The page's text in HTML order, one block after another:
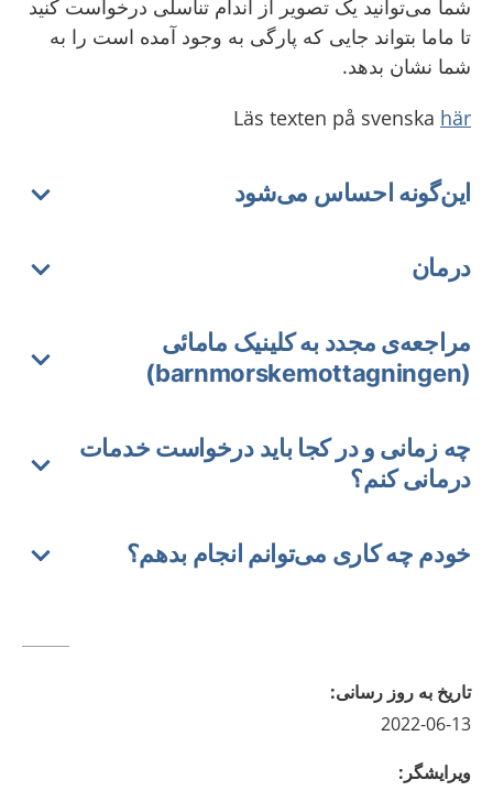
شما می‌توانید یک تصویر از اندام تناسلی درخواست کنید
تا ماما بتواند جایی که پارگی به وجودآمده است را به
شما نشان بدهد.
Läs texten på svenska här
این‌گونه احساس می‌شود
درمان
مراجعه‌ی مجدد به کلینیک مامائی
(barnmorskemottagningen)
چه زمانی و در کجا باید درخواست خدمات
درمانی کنم؟
خودم چه کاری می‌توانم انجام بدهم؟
تاريخ به روز رسانى:
2022-06-13
ويرايشگر :